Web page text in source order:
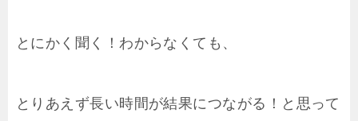
とにかく聞く！わからなくても、
とりあえず長い時間が結果につながる！と思って